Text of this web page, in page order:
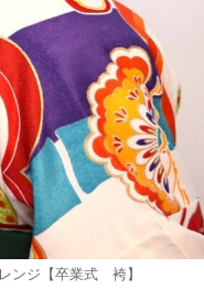
ンジ【卒業式 袴】